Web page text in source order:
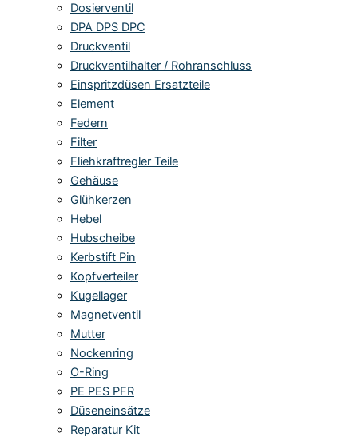
Dosierventil
DPA DPS DPC
Druckventil
Druckventilhalter / Rohranschluss
Einspritzdüsen Ersatzteile
Element
Federn
Filter
Fliehkraftregler Teile
Gehäuse
Glühkerzen
Hebel
Hubscheibe
Kerbstift Pin
Kopfverteiler
Kugellager
Magnetventil
Mutter
Nockenring
O-Ring
PE PES PFR
Düseneinsätze
Reparatur Kit